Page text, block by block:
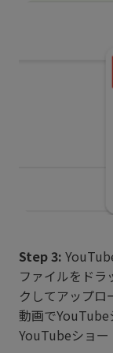
Step 3:
ファイルをドラ
クしてアップロ
動画でYouTube
YouTubeショー